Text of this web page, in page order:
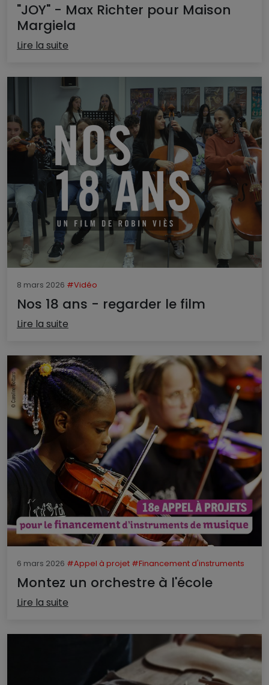
"JOY" - Max Richter pour Maison
Margiela
Lire la suite
8 mars 2026 #Vidéo
Nos 18 ans - regarder le film
Lire la suite
6 mars 2026 #Appel à projet #Financement d'instruments
Montez un orchestre à l'école
Lire la suite